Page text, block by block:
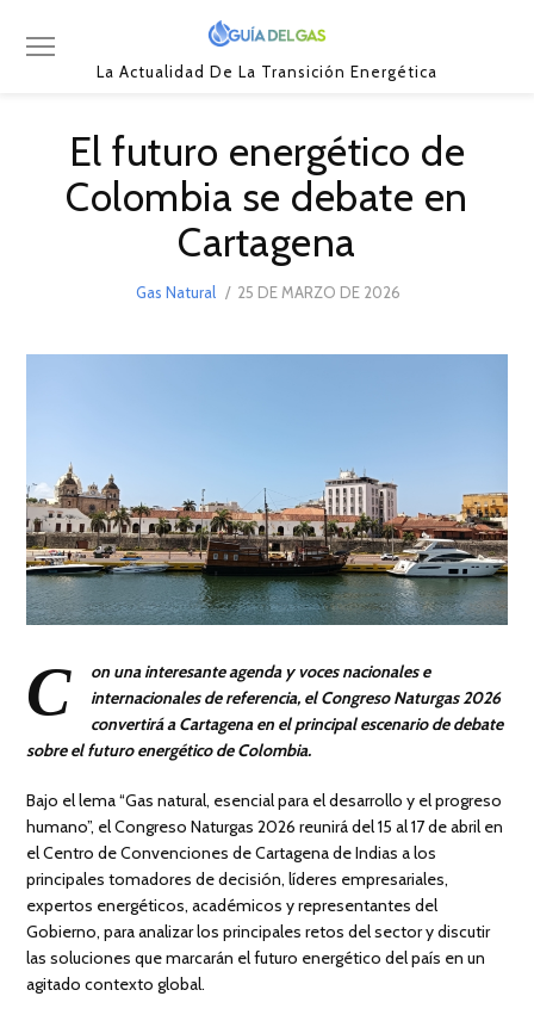
La Actualidad De La Transición Energética
El futuro energético de
Colombia se debate en
Cartagena
Gas Natural
POSTED
25 DE MARZO DE 2026
C
on una interesante agenda y voces nacionales e
internacionales de referencia, el Congreso Naturgas 2026
convertirá a Cartagena en el principal escenario de debate
sobre el futuro energético de Colombia.
Bajo el lema “Gas natural, esencial para el desarrollo y el progreso
humano”, el Congreso Naturgas 2026 reunirá del 15 al 17 de abril en
el Centro de Convenciones de Cartagena de Indias a los
principales tomadores de decisión, líderes empresariales,
expertos energéticos, académicos y representantes del
Gobierno, para analizar los principales retos del sector y discutir
las soluciones que marcarán el futuro energético del país en un
agitado contexto global.